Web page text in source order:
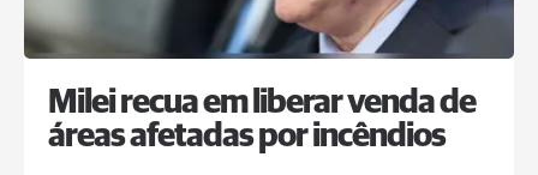
Milei recua em liberar venda de
áreas afetadas por incêndios